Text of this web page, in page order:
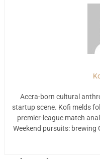
Accra-born cultural
startup scene. Kofi melds
premier-league match
Weekend pursuits: brewing